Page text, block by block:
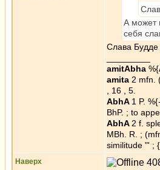
А может
себя
Слава Будде
amitAbha
amita 2 mfn.
, 16 , 5.
AbhA 1 P.
BhP. ; to
AbhA 2 f.
MBh. R. ;
similitude "' ;
Наверх